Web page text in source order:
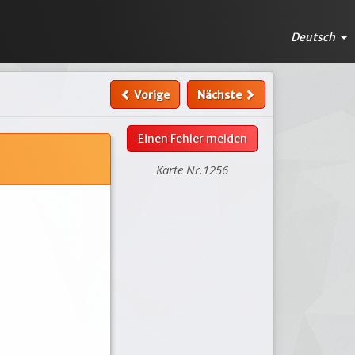
Deutsch
Vorige Nächste
Einen Fehler melden
Karte Nr.1256